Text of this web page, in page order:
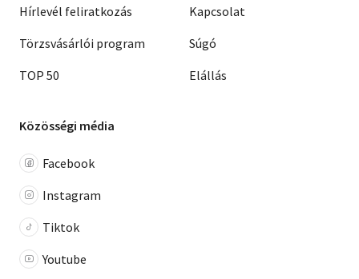
Hírlevél feliratkozás
Törzsvásárlói program
TOP 50
Kapcsolat
Súgó
Elállás
Közösségi média
Facebook
Instagram
Tiktok
Youtube